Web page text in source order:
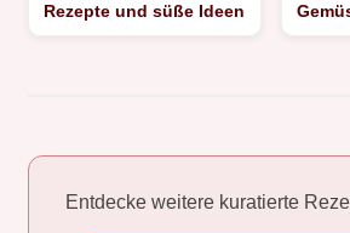
Rezepte und süße Ideen
Entdecke weitere kuratierte